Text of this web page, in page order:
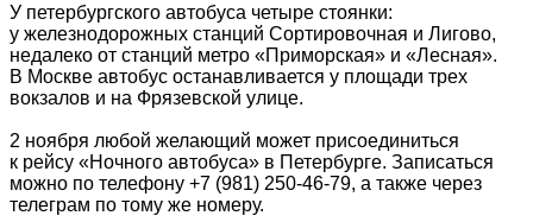
У петербургского автобуса четыре стоянки:
у железнодорожных станций Сортировочная и Лигово,
недалеко от станций метро «Приморская» и «Лесная».
В Москве автобус останавливается у площади трех
вокзалов и на Фрязевской улице.
2 ноября любой желающий может присоединиться
к рейсу «Ночного автобуса» в Петербурге. Записаться
можно по телефону +7 (981) 250-46-79, а также через
телеграм по тому же номеру.